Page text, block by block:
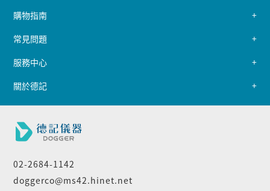
02-2684-1142
doggerco@ms42.hinet.net
購物指南
常見問題
服務中心
關於德記